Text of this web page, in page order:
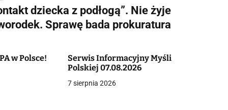
dziecka z podłogą”. Nie żyje
Sprawę bada prokuratura
w Polsce!
Serwis Informacyjny Myśli
Polskiej 07.08.2026
7 sierpnia 2026